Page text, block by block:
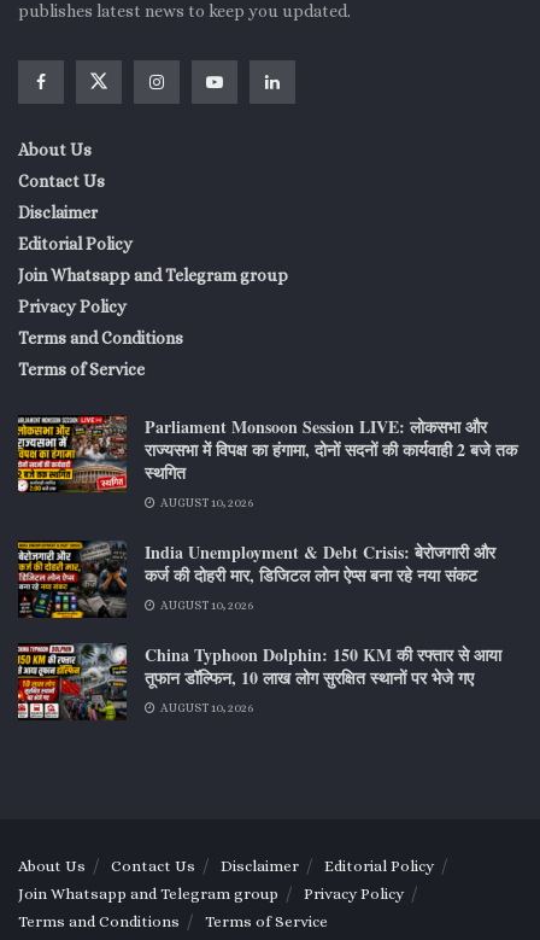
publishes latest news to keep you updated.
About Us
Contact Us
Disclaimer
Editorial Policy
Join Whatsapp and Telegram group
Privacy Policy
Terms and Conditions
Terms of Service
Parliament Monsoon Session LIVE: लोकसभा और
राज्यसभा में विपक्ष का हंगामा, दोनों सदनों की कार्यवाही 2 बजे तक
स्थगित
AUGUST 10, 2026
India Unemployment & Debt Crisis: बेरोजगारी और
कर्ज की दोहरी मार, डिजिटल लोन ऐप्स बना रहे नया संकट
AUGUST 10, 2026
China Typhoon Dolphin: 150 KM की रफ्तार से आया
तूफान डॉल्फिन, 10 लाख लोग सुरक्षित स्थानों पर भेजे गए
AUGUST 10, 2026
About Us Contact Us Disclaimer
Editorial Policy
Join Whatsapp and Telegram group
Privacy Policy
Terms and Conditions
Terms of Service